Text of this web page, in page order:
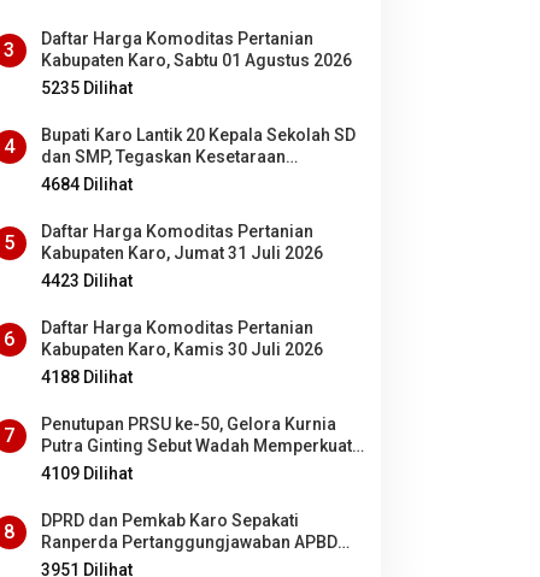
3
Daftar Harga Komoditas Pertanian
Kabupaten Karo, Sabtu 01 Agustus 2026
5235 Dilihat
4
Bupati Karo Lantik 20 Kepala Sekolah SD
dan SMP, Tegaskan Kesetaraan
Kesempatan Bagi ASN PNS dan PPPK
4684 Dilihat
5
Daftar Harga Komoditas Pertanian
Kabupaten Karo, Jumat 31 Juli 2026
4423 Dilihat
6
Daftar Harga Komoditas Pertanian
Kabupaten Karo, Kamis 30 Juli 2026
4188 Dilihat
7
Penutupan PRSU ke-50, Gelora Kurnia
Putra Ginting Sebut Wadah Memperkuat
Kolaborasi antardaerah di Sumut
4109 Dilihat
8
DPRD dan Pemkab Karo Sepakati
Ranperda Pertanggungjawaban APBD
2025 Jadi Perda
3951 Dilihat